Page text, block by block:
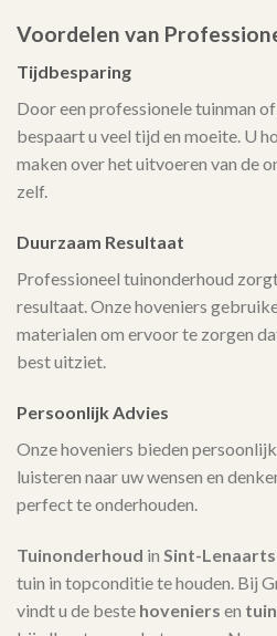
Voordelen van
Tijdbesparing
Door een professionele tuinman
bespaart u veel tijd en moeite. U
maken over het uitvoeren van de
zelf.
Duurzaam Resultaat
Professioneel tuinonderhoud
resultaat. Onze hoveniers
materialen om ervoor te zorgen
best uitziet.
Persoonlijk Advies
Onze hoveniers bieden
luisteren naar uw wensen en
perfect te onderhouden.
Tuinonderhoud in Sint-Lenaarts
tuin in topconditie te houden. Bij
vindt u de beste hoveniers en